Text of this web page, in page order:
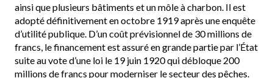
ainsi que plusieurs bâtiments et un môle à charbon. Il est
adopté définitivement en octobre 1919 après une enquête
d’utilité publique. D’un coût prévisionnel de 30 millions de
francs, le financement est assuré en grande partie par l’État
suite au vote d’une loi le 19 juin 1920 qui débloque 200
millions de francs pour moderniser le secteur des pêches.